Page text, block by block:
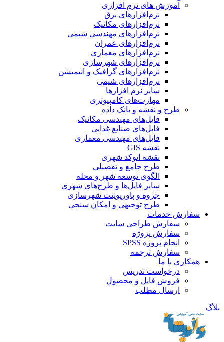
آموزش های نرم افزاری
نرم‌افزارهای برق
نرم‌افزارهای مکانیک
نرم‌افزارهای مهندسی شیمی
نرم‌افزارهای عمران
نرم‌افزارهای معماری
نرم‌افزارهای شهرسازی
نرم‌افزارهای گرافیک و انیمیشن
نرم‌افزارهای شیمی
سایر نرم افزارها
مهارت‌های کامپیوتری
طرح و نقشه و بانک داده
فایل‌های مهندسی مکانیک
فایل‌های صنایع غذایی
فایل‌های مهندسی معماری
نقشه GIS
نقشه اتوکد شهری
طرح جامع و تفصیلی
الگوی توسعه شهر و محله
سایر فایل‌ها و طرح‌های شهری
جزوه و پاورپوینت شهرسازی
طرح توجیهی و امکان سنجی
سفارش خدمات
سفارش طراحی سایت
سفارش پروژه
انجام پروژه SPSS
سفارش ترجمه
همکاری با ما
درخواست تدریس
فروش فایل و محصول
ارسال مطلب